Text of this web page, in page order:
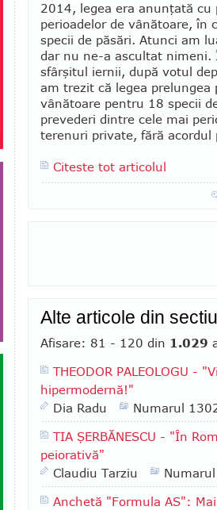
2014, legea era anunţată cu
perioadelor de vânătoare, în
spe­cii de păsări. Atunci am
dar nu ne-a ascultat nimeni.
sfârşitul iernii, după votul
am trezit că legea prelungea
vânătoare pentru 18 specii
prevederi dintre cele mai
terenuri private, fără acordul
Citeste tot articolul
Alte articole din
Afisare: 81 - 120 din 1.029
THEODOR PALEOLOGU -
hipermodernă!"
Dia Radu
Numarul
TIA ŞERBĂNESCU - "În
peiorativă"
Claudiu Tarziu
Anchetă "Formula AS":